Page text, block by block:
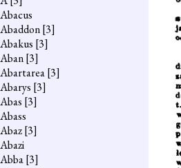
Abacus
Abaddon[3]
Abakus [3]
Aban[3]
Abartarea[3]
Abarys [3]
Abas [3]
Abass
Abaz[3]
Abazi
Abba[3]